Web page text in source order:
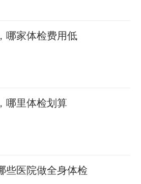
哪家体检费用低
哪里体检划算
些医院做全身体检